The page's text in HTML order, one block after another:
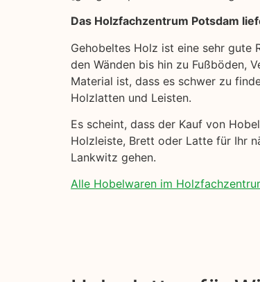
Das Holzfachzentrum Potsdam
Gehobeltes Holz ist eine sehr gute
den Wänden bis hin zu Fußböden,
Material ist, dass es schwer zu
Holzlatten und Leisten.
Es scheint, dass der Kauf von
Holzleiste, Brett oder Latte für Ihr
Lankwitz gehen.
Alle Hobelwaren im